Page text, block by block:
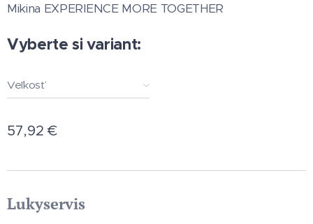
Mikina EXPERIENCE MORE TOGETHER
Vyberte si variant:
Veľkosť
57,92 €
Lukyservis